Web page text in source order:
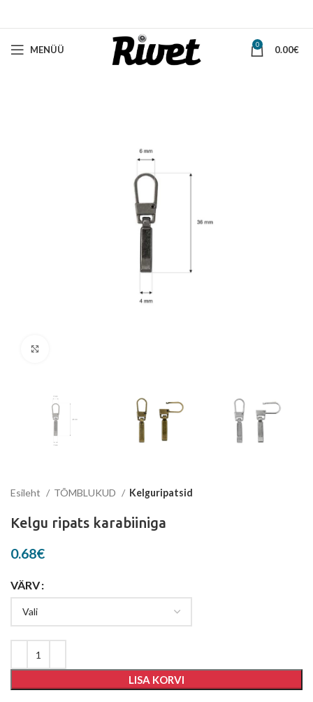
MENÜÜ 0 0.00€
Esileht TÕMBLUKUD Kelguripatsid
Kelgu ripats karabiiniga
0.68€
VÄRV
LISA KORVI